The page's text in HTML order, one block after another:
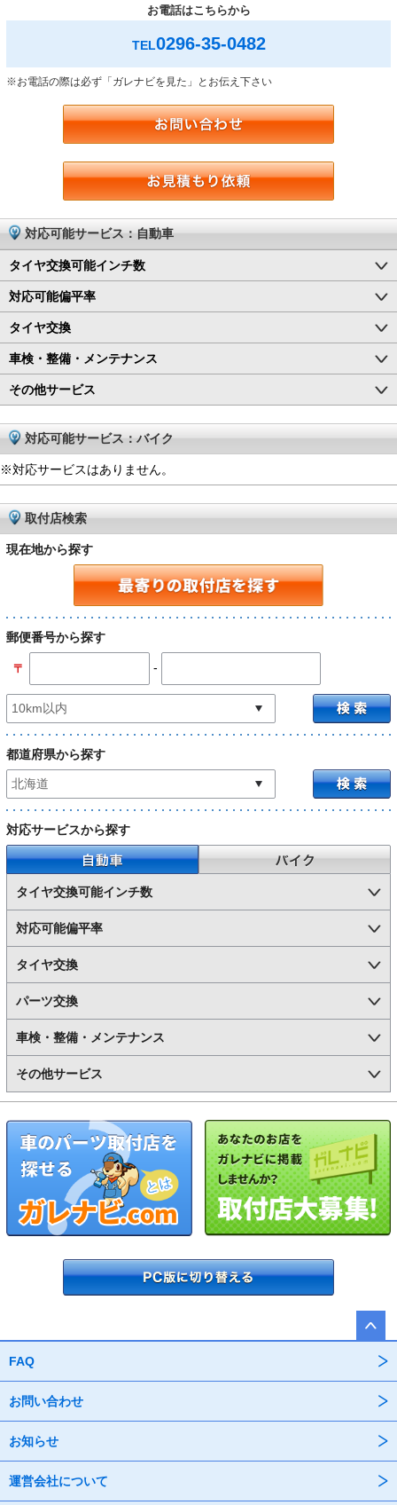
お電話はこちらから
TEL0296-35-0482
※お電話の際は必ず「ガレナビを見た」とお伝え下さい
対応可能サービス：自動車
タイヤ交換可能インチ数
対応可能偏平率
タイヤ交換
車検・整備・メンテナンス
その他サービス
対応可能サービス：バイク
※対応サービスはありません。
取付店検索
現在地から探す
郵便番号から探す
〒 -
都道府県から探す
対応サービスから探す
自動車
バイク
タイヤ交換可能インチ数
対応可能偏平率
タイヤ交換
パーツ交換
車検・整備・メンテナンス
その他サービス
FAQ
お問い合わせ
お知らせ
運営会社について